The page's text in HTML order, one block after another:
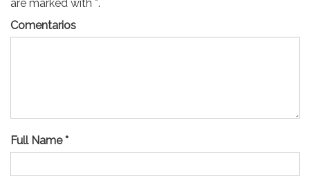
are marked with *.
Comentarios
Full Name *